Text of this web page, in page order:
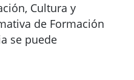
Cultura y
de Formación
se puede